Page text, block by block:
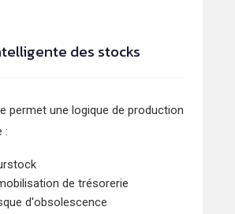
des stocks
permet une logique de production
:
de trésorerie
d'obsolescence